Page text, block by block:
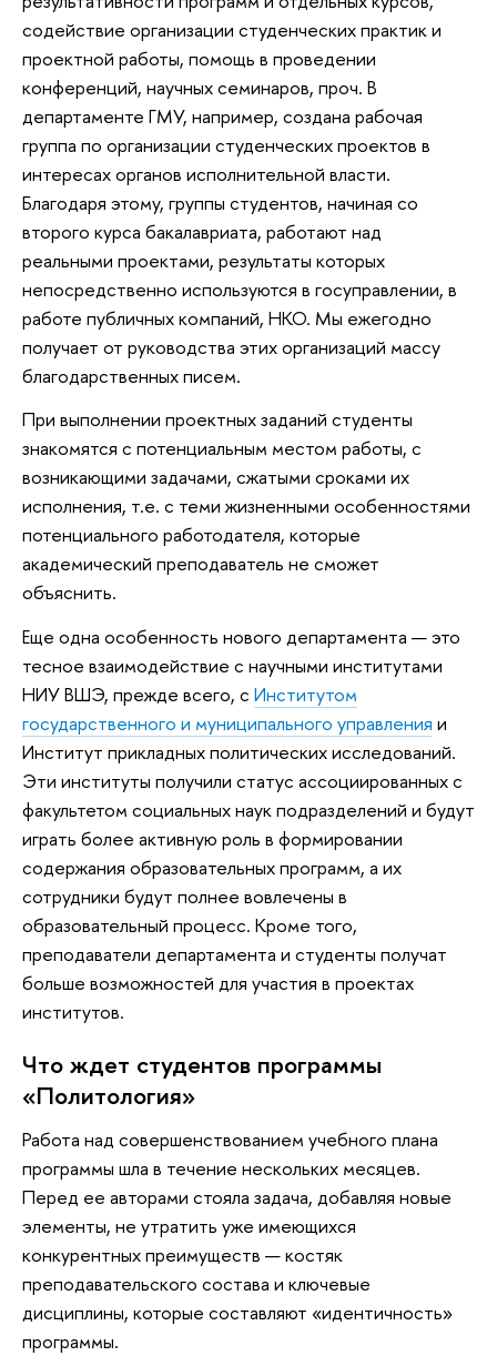
содействие организации студенческих практик и
проектной работы, помощь в проведении
конференций, научных семинаров, проч. В
департаменте ГМУ, например, создана рабочая
группа по организации студенческих проектов в
интересах органов исполнительной власти.
Благодаря этому, группы студентов, начиная со
второго курса бакалавриата, работают над
реальными проектами, результаты которых
непосредственно используются в госуправлении, в
работе публичных компаний, НКО. Мы ежегодно
получает от руководства этих организаций массу
благодарственных писем.
При выполнении проектных заданий студенты
знакомятся с потенциальным местом работы, с
возникающими задачами, сжатыми сроками их
исполнения, т.е. с теми жизненными особенностями
потенциального работодателя, которые
академический преподаватель не сможет
объяснить.
Еще одна особенность нового департамента — это
тесное взаимодействие с научными институтами
НИУ ВШЭ, прежде всего, с Институтом
государственного и муниципального управления и
Институт прикладных политических исследований.
Эти институты получили статус ассоциированных с
факультетом социальных наук подразделений и будут
играть более активную роль в формировании
содержания образовательных программ, а их
сотрудники будут полнее вовлечены в
образовательный процесс. Кроме того,
преподаватели департамента и студенты получат
больше возможностей для участия в проектах
институтов.
Что ждет студентов программы
«Политология»
Работа над совершенствованием учебного плана
программы шла в течение нескольких месяцев.
Перед ее авторами стояла задача, добавляя новые
элементы, не утратить уже имеющихся
конкурентных преимуществ — костяк
преподавательского состава и ключевые
дисциплины, которые составляют «идентичность»
программы.